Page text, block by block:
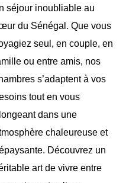
séjour inoubliable au
du Sénégal. Que vous
seul, en couple, en
ou entre amis, nos
s’adaptent à vos
tout en vous
dans une
chaleureuse et
Découvrez un
art de vivre entre